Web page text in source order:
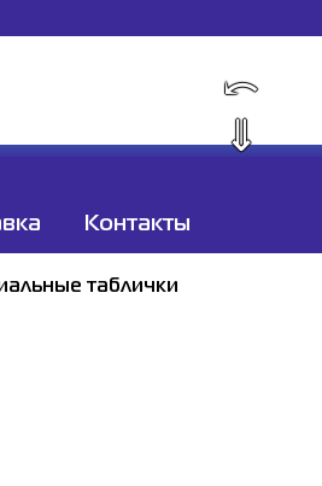
⇓
⤺
Контакты
таблички